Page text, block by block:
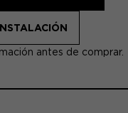
antes de comprar.